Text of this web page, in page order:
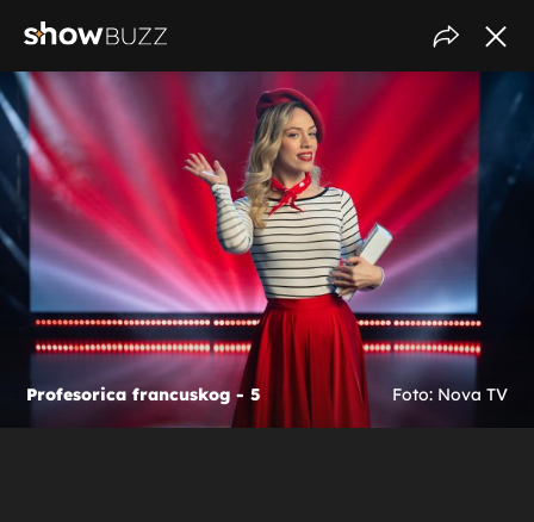
Profesorica francuskog - 5 Foto: Nova TV